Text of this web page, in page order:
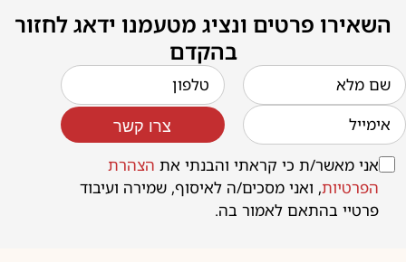
השאירו פרטים ונציג מטעמנו ידאג לחזור
בהקדם
אני מאשר/ת כי קראתי והבנתי את הצהרת
הפרטיות, ואני מסכים/ה לאיסוף, שמירה ועיבוד
פרטיי בהתאם לאמור בה.
צרו קשר